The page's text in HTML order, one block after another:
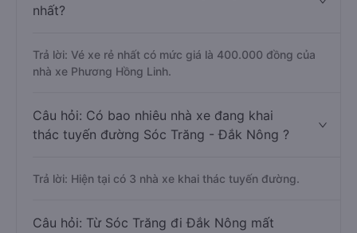
nhất?
Trả lời: Vé xe rẻ nhất có mức giá là 400.000 đồng của
nhà xe Phương Hồng Linh.
Câu hỏi: Có bao nhiêu nhà xe đang khai
thác tuyến đường Sóc Trăng - Đắk Nông ?
Trả lời: Hiện tại có 3 nhà xe khai thác tuyến đường.
Câu hỏi: Từ Sóc Trăng đi Đắk Nông mất